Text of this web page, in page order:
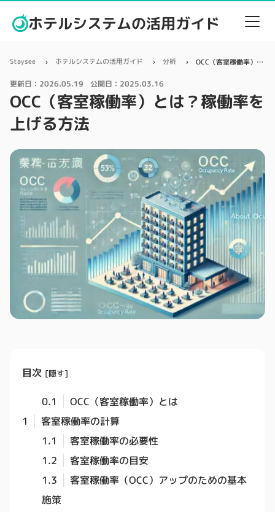
ホテルシステムの活用ガイド
Staysee ホテルシステムの活用ガイド 分析 OCC（客室稼働率）とは？稼働率を上げる方法
更新日： 2026.05.19 公開日： 2025.03.16
OCC（客室稼働率）とは？稼働率を
上げる方法
目次 [隠す]
0.1
OCC（客室稼働率）とは
1
客室稼働率の計算
1.1
客室稼働率の必要性
1.2
客室稼働率の目安
1.3
客室稼働率（OCC）アップのための基本
施策